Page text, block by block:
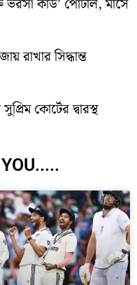
কার্ড’ পোর্টাল, মাসে
রাখার সিদ্ধান্ত
কোর্টের দ্বারস্থ